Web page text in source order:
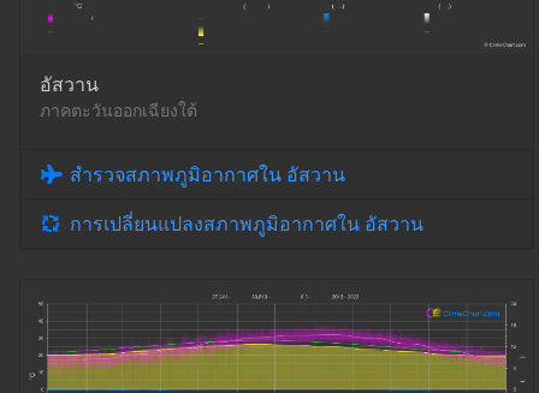
อัสวาน
ภาคตะวันออกเฉียงใต้
สำรวจสภาพภูมิอากาศใน อัสวาน
การเปลี่ยนแปลงสภาพภูมิอากาศใน อัสวาน